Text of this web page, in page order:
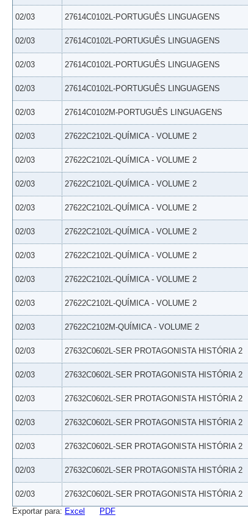
02/03 27614C0102L-PORTUGUÊS LINGUAGENS
02/03 27614C0102L-PORTUGUÊS LINGUAGENS
02/03 27614C0102L-PORTUGUÊS LINGUAGENS
02/03 27614C0102L-PORTUGUÊS LINGUAGENS
02/03 27614C0102M-PORTUGUÊS LINGUAGENS
02/03 27622C2102L-QUÍMICA - VOLUME 2
02/03 27622C2102L-QUÍMICA - VOLUME 2
02/03 27622C2102L-QUÍMICA - VOLUME 2
02/03 27622C2102L-QUÍMICA - VOLUME 2
02/03 27622C2102L-QUÍMICA - VOLUME 2
02/03 27622C2102L-QUÍMICA - VOLUME 2
02/03 27622C2102L-QUÍMICA - VOLUME 2
02/03 27622C2102L-QUÍMICA - VOLUME 2
02/03 27622C2102M-QUÍMICA - VOLUME 2
02/03 27632C0602L-SER PROTAGONISTA HISTÓRIA 2
02/03 27632C0602L-SER PROTAGONISTA HISTÓRIA 2
02/03 27632C0602L-SER PROTAGONISTA HISTÓRIA 2
02/03 27632C0602L-SER PROTAGONISTA HISTÓRIA 2
02/03 27632C0602L-SER PROTAGONISTA HISTÓRIA 2
02/03 27632C0602L-SER PROTAGONISTA HISTÓRIA 2
02/03 27632C0602L-SER PROTAGONISTA HISTÓRIA 2
Exportar para: Excel PDF